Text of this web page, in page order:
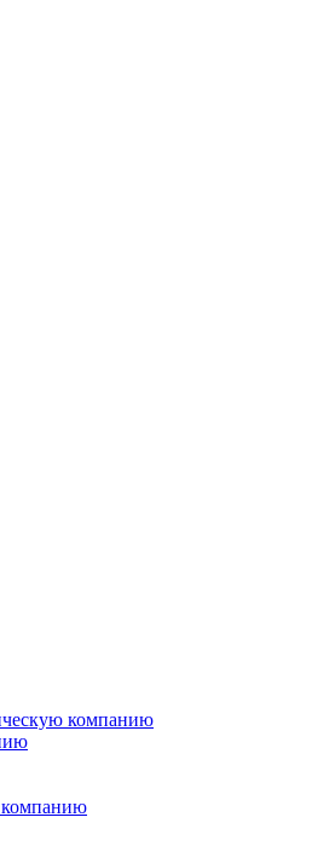
компанию
компанию